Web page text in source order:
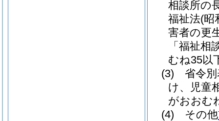
相談所の
福祉法(昭
害者の更
「福祉
むね35以
(3)
省令
け、児童
がおおむ
(4)
その他